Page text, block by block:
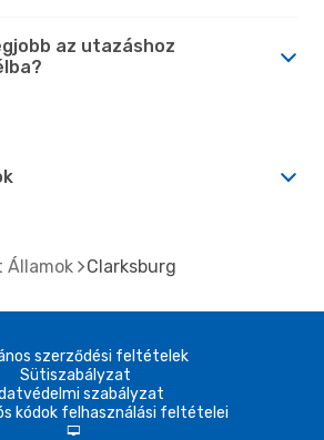
az utazáshoz
Államok Clarksburg
szerződési feltételek
Sütiszabályzat
szabályzat
kódok felhasználási feltételei
d